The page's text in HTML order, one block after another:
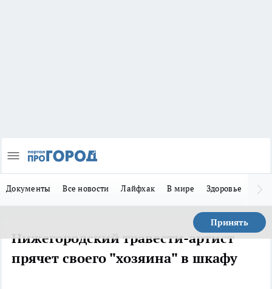
Документы Все новости Лайфхак В мире Здоровье
Принять
Нижегородский травести-артист
прячет своего "хозяина" в шкафу